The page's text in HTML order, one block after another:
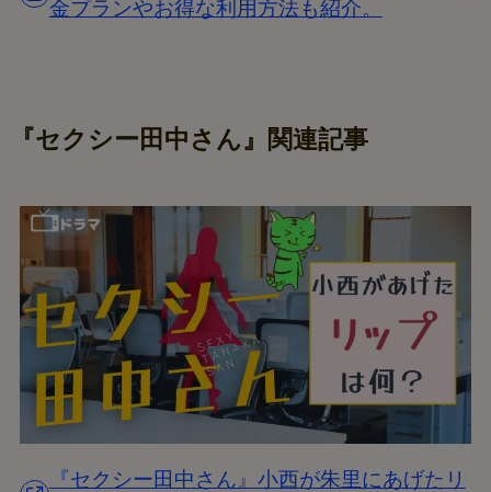
金プランやお得な利用方法も紹介。
『セクシー田中さん』関連記事
『セクシー田中さん』小西が朱里にあげたリ